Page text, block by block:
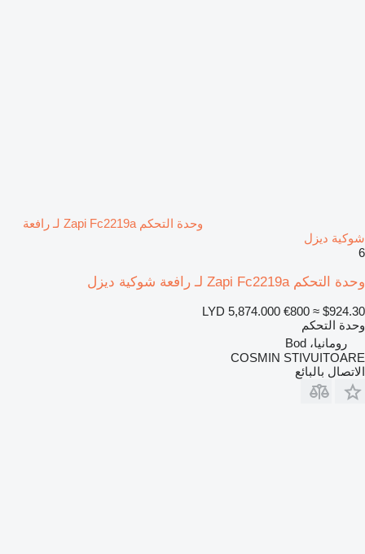
وحدة التحكم Zapi Fc2219a لـ رافعة
شوكية ديزل
6
وحدة التحكم Zapi Fc2219a لـ رافعة شوكية ديزل
LYD 5,874.000 €800 ≈ $924.30
وحدة التحكم
رومانيا، Bod
COSMIN STIVUITOARE
الاتصال بالبائع